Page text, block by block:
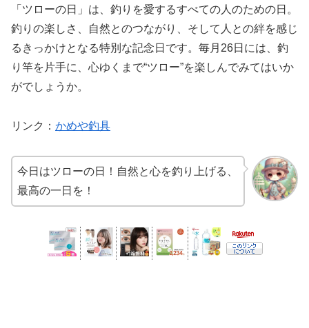
「ツローの日」は、釣りを愛するすべての人のための日。
釣りの楽しさ、自然とのつながり、そして人との絆を感じ
るきっかけとなる特別な記念日です。毎月26日には、釣
り竿を片手に、心ゆくまで“ツロー”を楽しんでみてはいか
がでしょうか。
リンク ： かめや釣具
今日はツローの日！自然と心を釣り上げる、
最高の一日を！